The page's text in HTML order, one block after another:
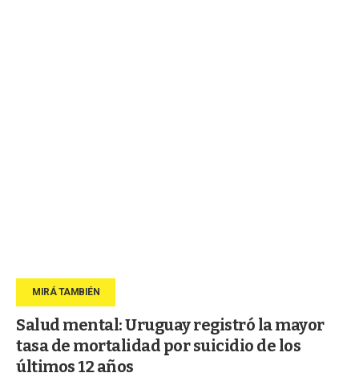
Salud mental: Uruguay registró la mayor
tasa de mortalidad por suicidio de los
últimos 12 años